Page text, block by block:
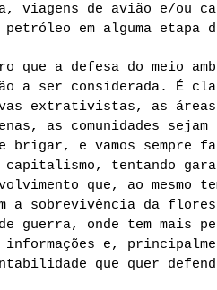
viagens de avião e/ou
em alguma etapa
que a defesa do meio
a ser considerada. É
extrativistas, as
as comunidades
brigar, e vamos sempre
capitalismo, tentando
que, ao mesmo
a sobrevivência da
guerra, onde tem mais
informações e,
que quer